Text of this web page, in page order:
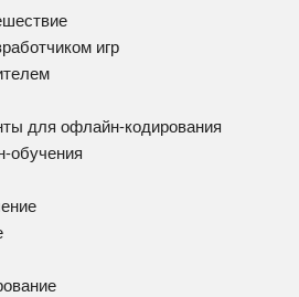
игр
для офлайн-кодирования
обучения